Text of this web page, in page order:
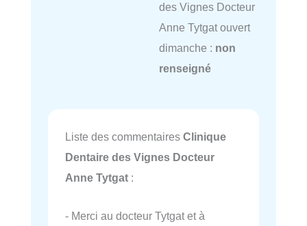
des Vignes Docteur
Anne Tytgat ouvert
dimanche : non
renseigné
Liste des commentaires Clinique
Dentaire des Vignes Docteur
Anne Tytgat :
- Merci au docteur Tytgat et à